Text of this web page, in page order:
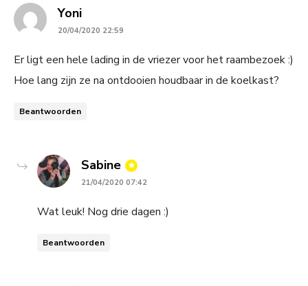
Yonisays:
20/04/2020 22:59
Er ligt een hele lading in de vriezer voor het raambezoek :)
Hoe lang zijn ze na ontdooien houdbaar in de koelkast?
Beantwoorden
Sabine says:
21/04/2020 07:42
Wat leuk! Nog drie dagen :)
Beantwoorden